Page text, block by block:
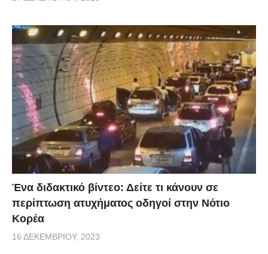
Ένα διδακτικό βίντεο: Δείτε τι κάνουν σε
περίπτωση ατυχήματος οδηγοί στην Νότιο
Κορέα
16 ΔΕΚΕΜΒΡΊΟΥ, 2023